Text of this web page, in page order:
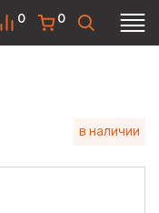
0
0
в наличии